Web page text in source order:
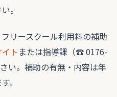
。
フリースクール利用料の補助
ト または指導課（☎ 0176-
い。補助の有無・内容は年
。